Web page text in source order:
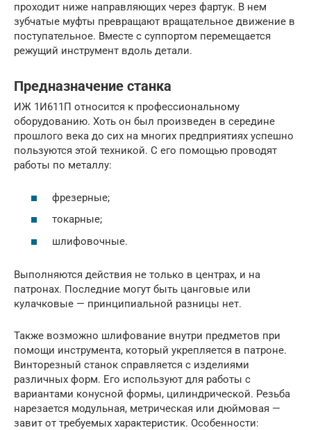
проходит ниже направляющих через фартук. В нем
зубчатые муфты превращают вращательное движение в
поступательное. Вместе с суппортом перемещается
режущий инструмент вдоль детали.
Предназначение станка
ИЖ 1И611П относится к профессиональному
оборудованию. Хоть он был произведен в середине
прошлого века до сих на многих предприятиях успешно
пользуются этой техникой. С его помощью проводят
работы по металлу:
фрезерные;
токарные;
шлифовочные.
Выполняются действия не только в центрах, и на
патронах. Последние могут быть цанговые или
кулачковые — принципиальной разницы нет.
Также возможно шлифование внутри предметов при
помощи инструмента, который укрепляется в патроне.
Винторезный станок справляется с изделиями
различных форм. Его используют для работы с
вариантами конусной формы, цилиндрической. Резьба
нарезается модульная, метрическая или дюймовая —
завит от требуемых характеристик. Особенности: